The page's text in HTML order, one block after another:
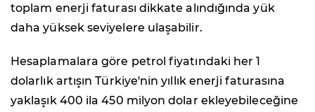
toplam enerji faturası dikkate alındığında yük
daha yüksek seviyelere ulaşabilir.
Hesaplamalara göre petrol fiyatındaki her 1
dolarlık artışın Türkiye'nin yıllık enerji faturasına
yaklaşık 400 ila 450 milyon dolar ekleyebileceğine